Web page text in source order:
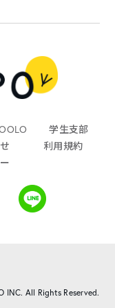
学生支部
利用規約
INC. All Rights Reserved.